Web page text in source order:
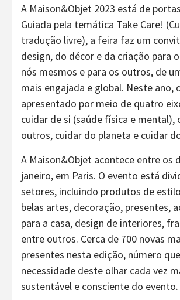
A Maison&Objet 2023 está de
Guiada pela temática Take Care!
tradução livre), a feira faz um
design, do décor e da criação para
nós mesmos e para os outros, de
mais engajada e global. Neste ano,
apresentado por meio de quatro
cuidar de si (saúde física e mental),
outros, cuidar do planeta e cuidar
A Maison&Objet acontece entre os
janeiro, em Paris. O evento está
setores, incluindo produtos de
belas artes, decoração, presentes,
para a casa, design de interiores,
entre outros. Cerca de 700 novas
presentes nesta edição, número
necessidade deste olhar cada vez
sustentável e consciente do evento.